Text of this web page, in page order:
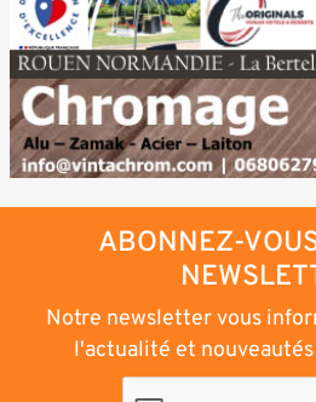
ABONNEZ-
Notre newsletter vous
l'actualité et